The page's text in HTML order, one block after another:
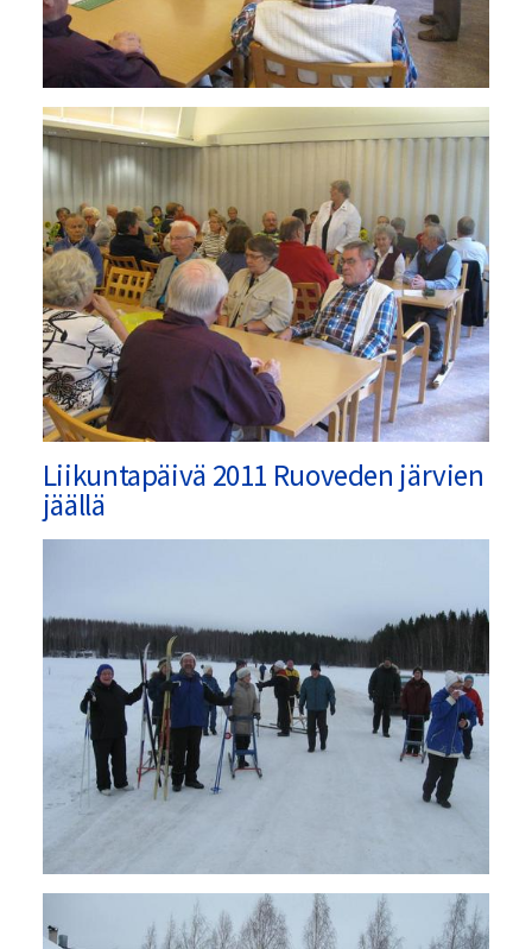
Liikuntapäivä 2011 Ruoveden järvien
jäällä